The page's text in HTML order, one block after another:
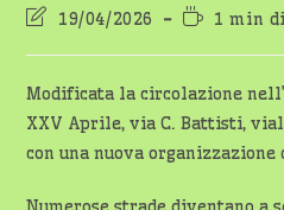
Ultima
dell'articolo:
19/04/2026
Tempo
lettura:
1 min
Modificata la circolazione
XXV Aprile, via C. Battisti,
con una nuova